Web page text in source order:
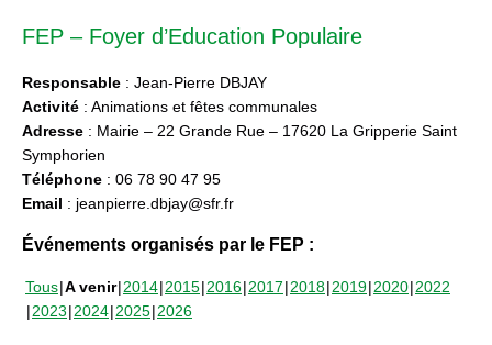
FEP – Foyer d’Education Populaire
Responsable : Jean-Pierre DBJAY
Activité : Animations et fêtes communales
Adresse : Mairie – 22 Grande Rue – 17620 La Gripperie Saint
Symphorien
Téléphone : 06 78 90 47 95
Email : jeanpierre.dbjay@sfr.fr
Événements organisés par le FEP :
Tous A venir 2014 2015 2016 2017 2018 2019 2020 2022
2023 2024 2025 2026